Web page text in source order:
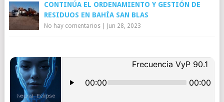
CONTINÚA EL ORDENAMIENTO Y GESTIÓN DE
RESIDUOS EN BAHÍA SAN BLAS
No hay comentarios| Jun 28, 2023